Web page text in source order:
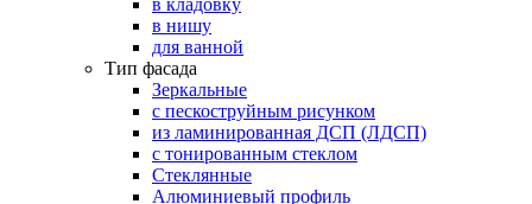
в кладовку
в нишу
для ванной
Тип фасада
Зеркальные
с пескоструйным рисунком
из ламинированная ДСП (ЛДСП)
с тонированным стеклом
Стеклянные
Алюминиевый профиль